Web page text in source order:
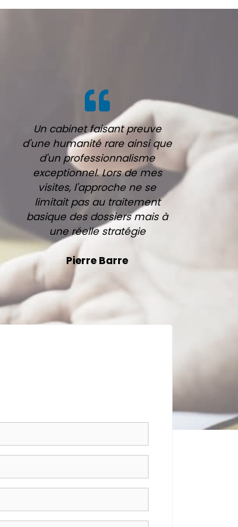
Un cabinet faisant preuve
d'une humanité rare ainsi que
d'un professionnalisme
exceptionnel. Lors de mes
visites, l'approche ne se
limitait pas au traitement
basique des dossiers mais à
une réelle stratégie
Pierre Barre